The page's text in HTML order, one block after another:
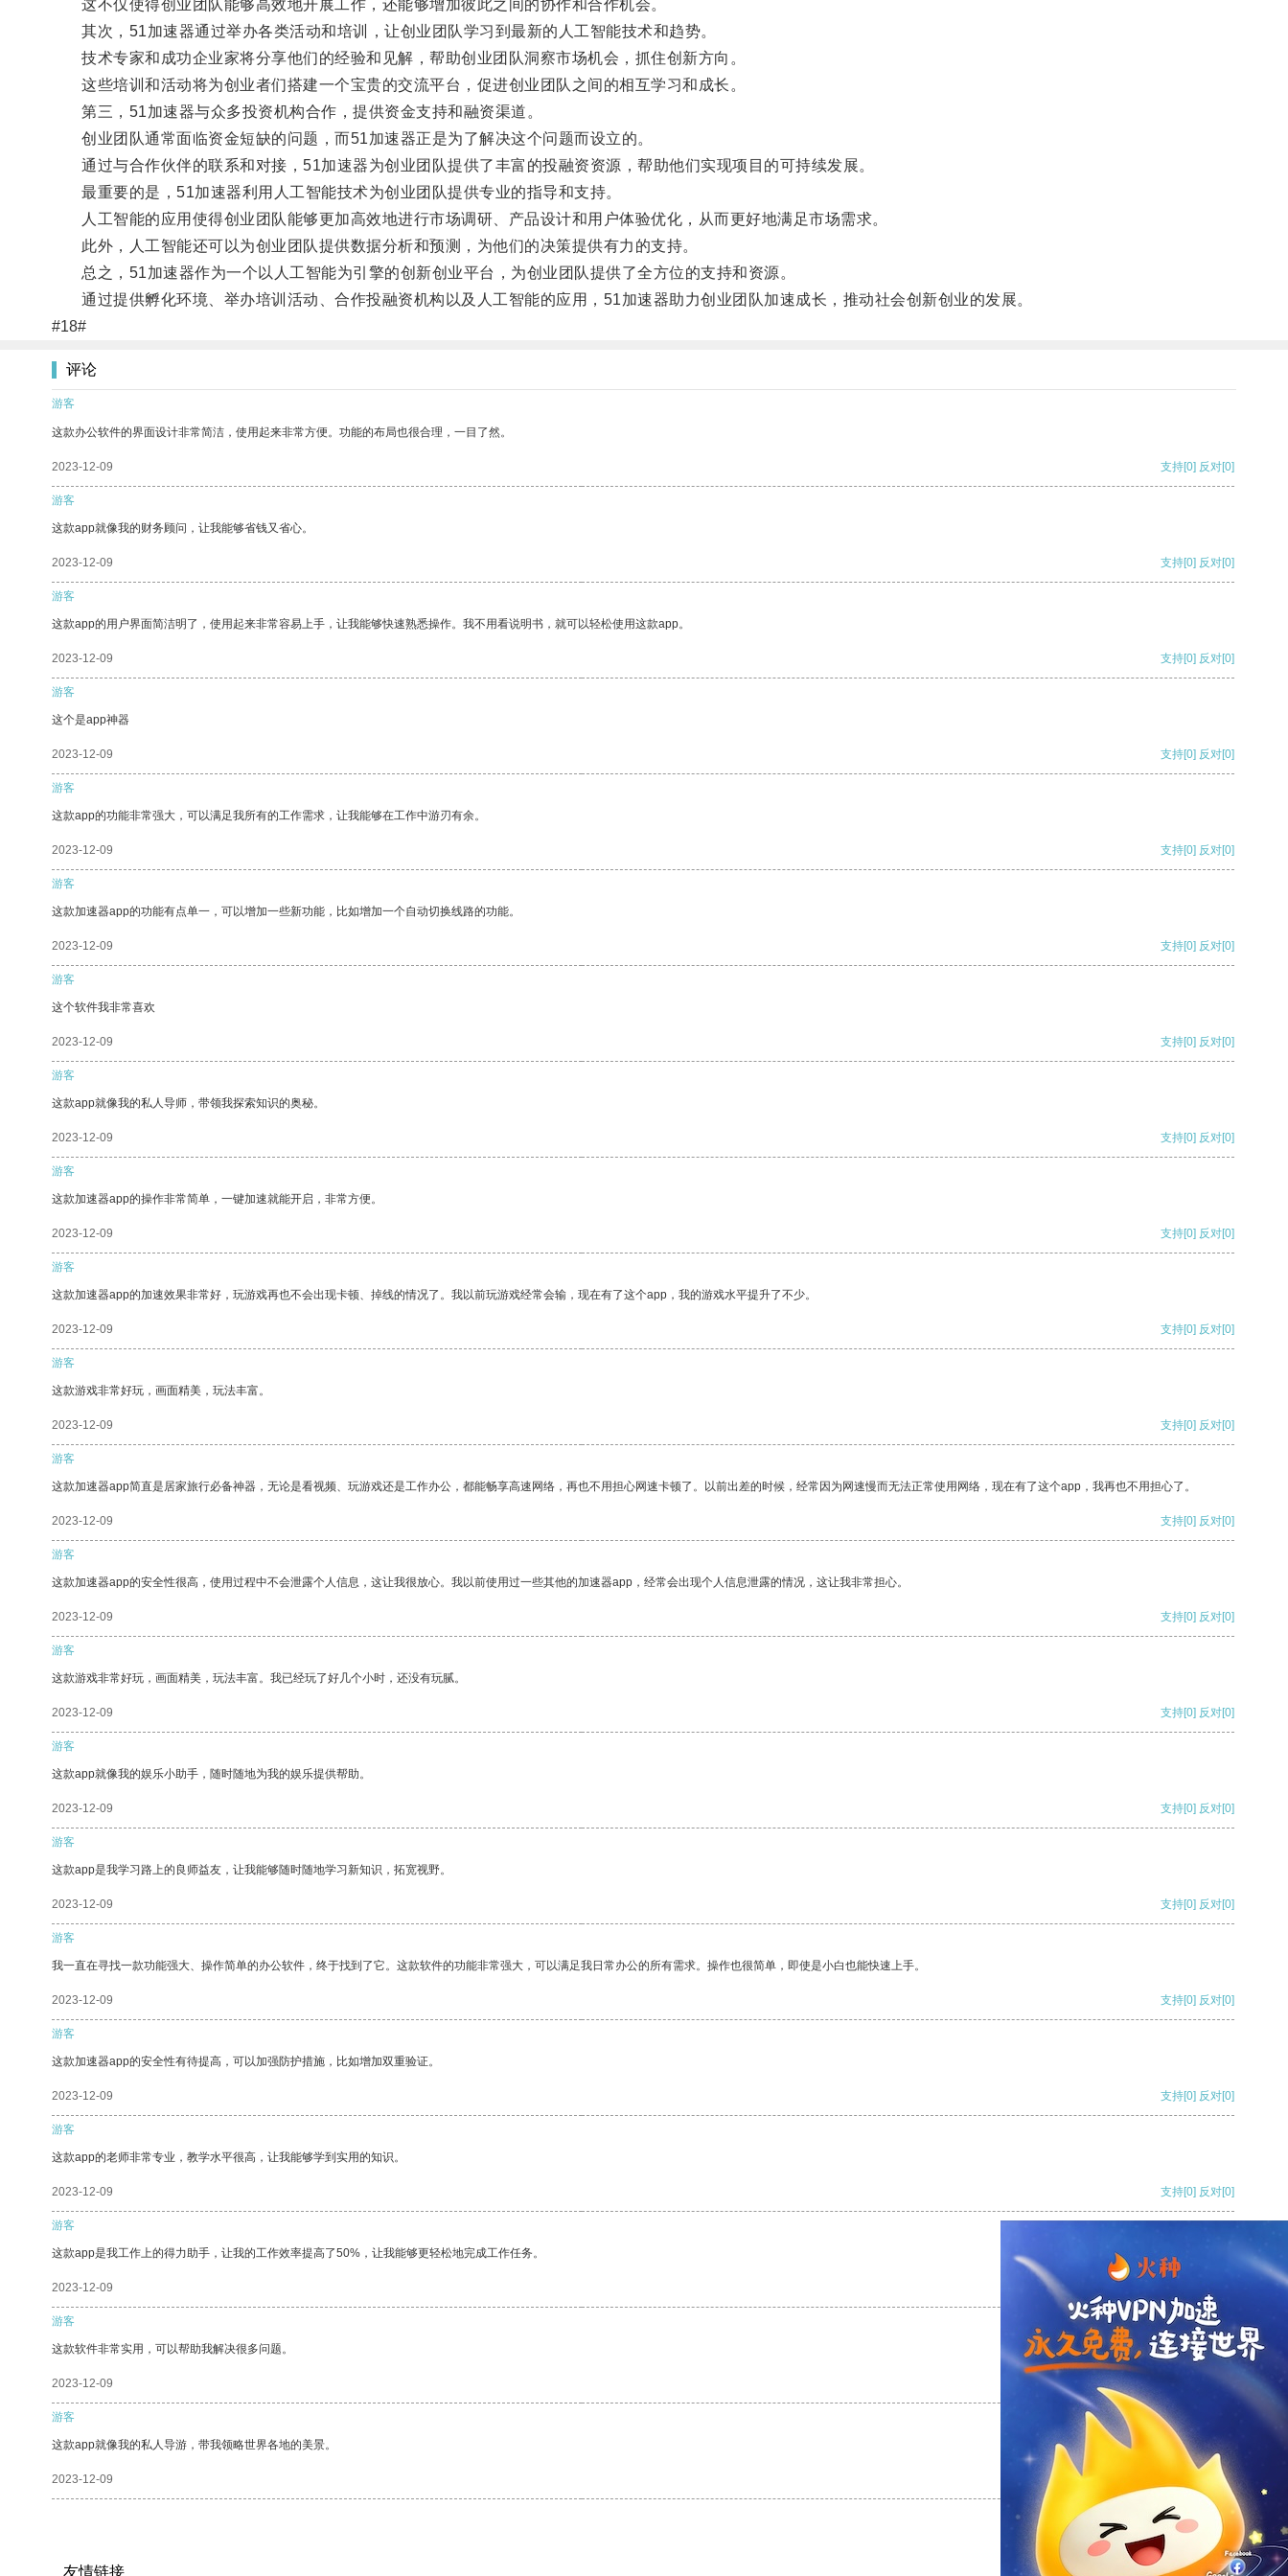
这不仅使得创业团队能够高效地开展工作，还能够增加彼此之间的协作和合作机会。
其次，51加速器通过举办各类活动和培训，让创业团队学习到最新的人工智能技术和趋势。
技术专家和成功企业家将分享他们的经验和见解，帮助创业团队洞察市场机会，抓住创新方向。
这些培训和活动将为创业者们搭建一个宝贵的交流平台，促进创业团队之间的相互学习和成长。
第三，51加速器与众多投资机构合作，提供资金支持和融资渠道。
创业团队通常面临资金短缺的问题，而51加速器正是为了解决这个问题而设立的。
通过与合作伙伴的联系和对接，51加速器为创业团队提供了丰富的投融资资源，帮助他们实现项目的可持续发展。
最重要的是，51加速器利用人工智能技术为创业团队提供专业的指导和支持。
人工智能的应用使得创业团队能够更加高效地进行市场调研、产品设计和用户体验优化，从而更好地满足市场需求。
此外，人工智能还可以为创业团队提供数据分析和预测，为他们的决策提供有力的支持。
总之，51加速器作为一个以人工智能为引擎的创新创业平台，为创业团队提供了全方位的支持和资源。
通过提供孵化环境、举办培训活动、合作投融资机构以及人工智能的应用，51加速器助力创业团队加速成长，推动社会创新创业的发展。
#18#
评论
游客
这款办公软件的界面设计非常简洁，使用起来非常方便。功能的布局也很合理，一目了然。
2023-12-09 支持[0] 反对[0]
游客
这款app就像我的财务顾问，让我能够省钱又省心。
2023-12-09 支持[0] 反对[0]
游客
这款app的用户界面简洁明了，使用起来非常容易上手，让我能够快速熟悉操作。我不用看说明书，就可以轻松使用这款app。
2023-12-09 支持[0] 反对[0]
游客
这个是app神器
2023-12-09 支持[0] 反对[0]
游客
这款app的功能非常强大，可以满足我所有的工作需求，让我能够在工作中游刃有余。
2023-12-09 支持[0] 反对[0]
游客
这款加速器app的功能有点单一，可以增加一些新功能，比如增加一个自动切换线路的功能。
2023-12-09 支持[0] 反对[0]
游客
这个软件我非常喜欢
2023-12-09 支持[0] 反对[0]
游客
这款app就像我的私人导师，带领我探索知识的奥秘。
2023-12-09 支持[0] 反对[0]
游客
这款加速器app的操作非常简单，一键加速就能开启，非常方便。
2023-12-09 支持[0] 反对[0]
游客
这款加速器app的加速效果非常好，玩游戏再也不会出现卡顿、掉线的情况了。我以前玩游戏经常会输，现在有了这个app，我的游戏水平提升了不少。
2023-12-09 支持[0] 反对[0]
游客
这款游戏非常好玩，画面精美，玩法丰富。
2023-12-09 支持[0] 反对[0]
游客
这款加速器app简直是居家旅行必备神器，无论是看视频、玩游戏还是工作办公，都能畅享高速网络，再也不用担心网速卡顿了。以前出差的时候，经常因为网速慢而无法正常使用网络，现在有了这个app，我再也不用担心了。
2023-12-09 支持[0] 反对[0]
游客
这款加速器app的安全性很高，使用过程中不会泄露个人信息，这让我很放心。我以前使用过一些其他的加速器app，经常会出现个人信息泄露的情况，这让我非常担心。
2023-12-09 支持[0] 反对[0]
游客
这款游戏非常好玩，画面精美，玩法丰富。我已经玩了好几个小时，还没有玩腻。
2023-12-09 支持[0] 反对[0]
游客
这款app就像我的娱乐小助手，随时随地为我的娱乐提供帮助。
2023-12-09 支持[0] 反对[0]
游客
这款app是我学习路上的良师益友，让我能够随时随地学习新知识，拓宽视野。
2023-12-09 支持[0] 反对[0]
游客
我一直在寻找一款功能强大、操作简单的办公软件，终于找到了它。这款软件的功能非常强大，可以满足我日常办公的所有需求。操作也很简单，即使是小白也能快速上手。
2023-12-09 支持[0] 反对[0]
游客
这款加速器app的安全性有待提高，可以加强防护措施，比如增加双重验证。
2023-12-09 支持[0] 反对[0]
游客
这款app的老师非常专业，教学水平很高，让我能够学到实用的知识。
2023-12-09 支持[0] 反对[0]
游客
这款app是我工作上的得力助手，让我的工作效率提高了50%，让我能够更轻松地完成工作任务。
2023-12-09
游客
这款软件非常实用，可以帮助我解决很多问题。
2023-12-09 反对
游客
这款app就像我的私人导游，带我领略世界各地的美景。
2023-12-09 反对[0]
友情链接